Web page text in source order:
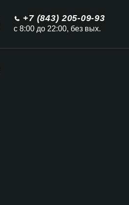
+7 (843) 205-09-93
с 8:00 до 22:00, без вых.